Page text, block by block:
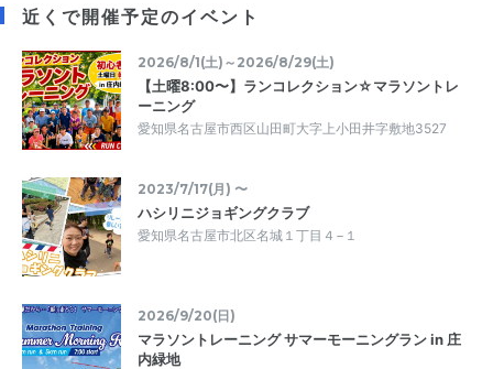
近くで開催予定のイベント
2026/8/1(土)～2026/8/29(土)
【土曜8:00〜】ランコレクション☆マラソントレ
ーニング
愛知県名古屋市西区山田町大字上小田井字敷地3527
2023/7/17(月) 〜
ハシリニジョギングクラブ
愛知県名古屋市北区名城１丁目４−１
2026/9/20(日)
マラソントレーニング サマーモーニングラン in 庄
内緑地